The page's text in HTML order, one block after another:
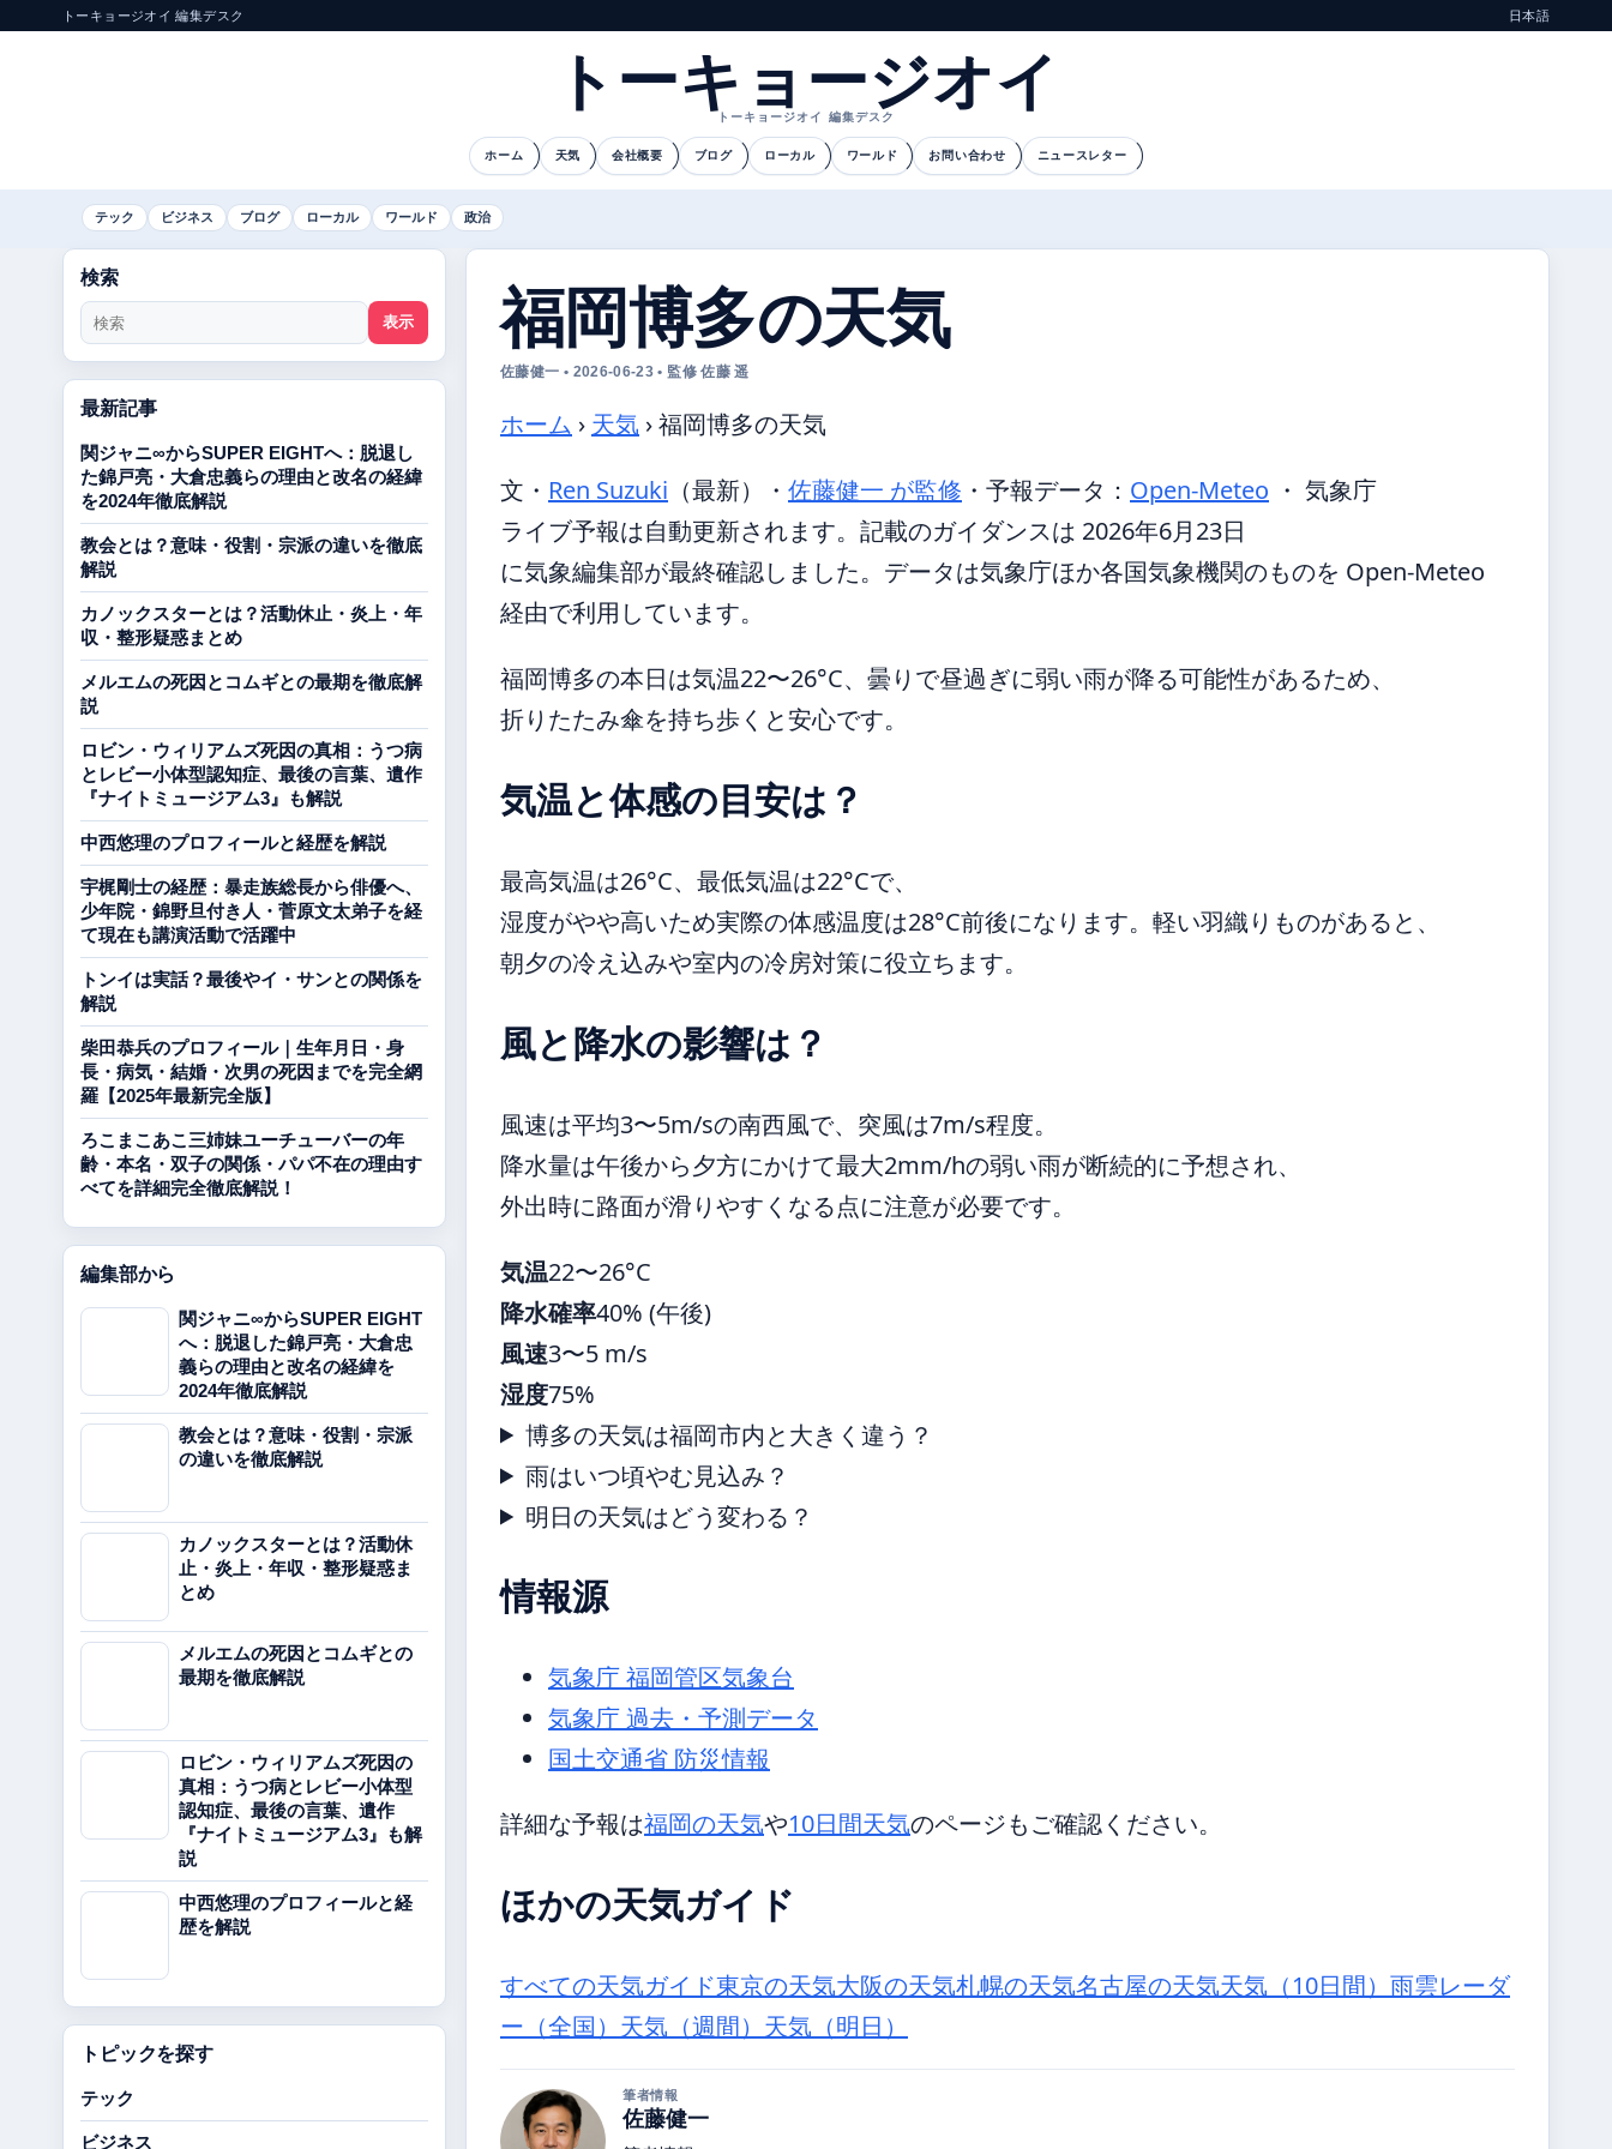
トーキョージオイ 編集デスク 日本語
トーキョージオイ
トーキョージオイ 編集デスク
ホーム 天気 会社概要 ブログ ローカル ワールド お問い合わせ ニュースレター
テック ビジネス ブログ ローカル ワールド 政治
福岡博多の天気
佐藤健一 • 2026-06-23 • 監修 佐藤 遥
ホーム › 天気 ›福岡博多の天気
文・ Ren Suzuki （最新） ・ 佐藤健一 が監修 ・ 予報データ： Open-Meteo ・ 気象庁
ライブ予報は自動更新されます。記載のガイダンスは 2026年6月23日
に気象編集部が最終確認しました。データは気象庁ほか各国気象機関のものを Open-Meteo
経由で利用しています。
福岡博多の本日は気温22〜26°C、曇りで昼過ぎに弱い雨が降る可能性があるため、
折りたたみ傘を持ち歩くと安心です。
気温と体感の目安は？
最高気温は26°C、最低気温は22°Cで、
湿度がやや高いため実際の体感温度は28°C前後になります。軽い羽織りものがあると、
朝夕の冷え込みや室内の冷房対策に役立ちます。
風と降水の影響は？
風速は平均3〜5m/sの南西風で、突風は7m/s程度。
降水量は午後から夕方にかけて最大2mm/hの弱い雨が断続的に予想され、
外出時に路面が滑りやすくなる点に注意が必要です。
気温22〜26°C
降水確率40% (午後)
風速3〜5 m/s
湿度75%
博多の天気は福岡市内と大きく違う？
雨はいつ頃やむ見込み？
明日の天気はどう変わる？
情報源
気象庁 福岡管区気象台
気象庁 過去・予測データ
国土交通省 防災情報
詳細な予報は福岡の天気や10日間天気のページもご確認ください。
ほかの天気ガイド
すべての天気ガイド東京の天気大阪の天気札幌の天気名古屋の天気天気（10日間） 雨雲レーダ
ー（全国） 天気（週間） 天気（明日）
筆者情報
佐藤健一
検索
表示
最新記事
関ジャニ∞からSUPER EIGHTへ：脱退し
た錦戸亮・大倉忠義らの理由と改名の経緯
を2024年徹底解説
教会とは？意味・役割・宗派の違いを徹底
解説
カノックスターとは？活動休止・炎上・年
収・整形疑惑まとめ
メルエムの死因とコムギとの最期を徹底解
説
ロビン・ウィリアムズ死因の真相：うつ病
とレビー小体型認知症、最後の言葉、遺作
『ナイトミュージアム3』も解説
中西悠理のプロフィールと経歴を解説
宇梶剛士の経歴：暴走族総長から俳優へ、
少年院・錦野旦付き人・菅原文太弟子を経
て現在も講演活動で活躍中
トンイは実話？最後やイ・サンとの関係を
解説
柴田恭兵のプロフィール｜生年月日・身
長・病気・結婚・次男の死因までを完全網
羅【2025年最新完全版】
ろこまこあこ三姉妹ユーチューバーの年
齢・本名・双子の関係・パパ不在の理由す
べてを詳細完全徹底解説！
編集部から
関ジャニ∞からSUPER EIGHT
へ：脱退した錦戸亮・大倉忠
義らの理由と改名の経緯を
2024年徹底解説
教会とは？意味・役割・宗派
の違いを徹底解説
カノックスターとは？活動休
止・炎上・年収・整形疑惑ま
とめ
メルエムの死因とコムギとの
最期を徹底解説
ロビン・ウィリアムズ死因の
真相：うつ病とレビー小体型
認知症、最後の言葉、遺作
『ナイトミュージアム3』も解
説
中西悠理のプロフィールと経
歴を解説
トピックを探す
テック
ビジネス